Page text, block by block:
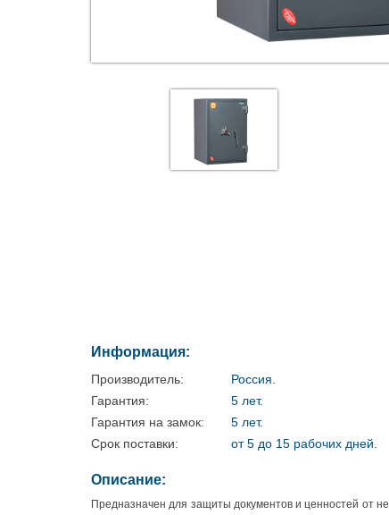
Информация:
Производитель:
Россия.
Гарантия:
5 лет.
Гарантия на замок:
5 лет.
Срок поставки:
от 5 до 15 рабочих дней.
Описание:
Предназначен для защиты документов и ценностей от